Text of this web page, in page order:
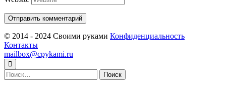
© 2014 - 2024 Своими руками Конфиденциальность
Контакты
mailbox@cpykami.ru
Найти: